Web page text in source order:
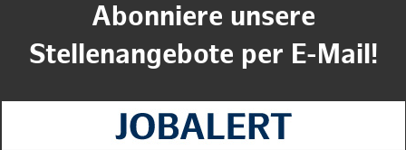
Abonniere unsere
Stellenangebote per E-Mail!